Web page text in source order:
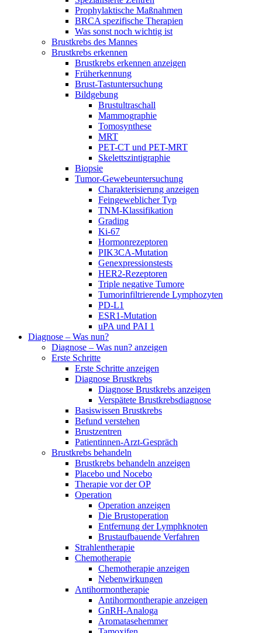
Prophylaktische Maßnahmen
BRCA spezifische Therapien
Was sonst noch wichtig ist
Brustkrebs des Mannes
Brustkrebs erkennen
Brustkrebs erkennen anzeigen
Früherkennung
Brust-Tastuntersuchung
Bildgebung
Brustultraschall
Mammographie
Tomosynthese
MRT
PET-CT und PET-MRT
Skelettszintigraphie
Biopsie
Tumor-Gewebeuntersuchung
Charakterisierung anzeigen
Feingeweblicher Typ
TNM-Klassifikation
Grading
Ki-67
Hormonrezeptoren
PIK3CA-Mutation
Genexpressionstests
HER2-Rezeptoren
Triple negative Tumore
Tumorinfiltrierende Lymphozyten
PD-L1
ESR1-Mutation
uPA und PAI 1
Diagnose – Was nun?
Diagnose – Was nun? anzeigen
Erste Schritte
Erste Schritte anzeigen
Diagnose Brustkrebs
Diagnose Brustkrebs anzeigen
Verspätete Brustkrebsdiagnose
Basiswissen Brustkrebs
Befund verstehen
Brustzentren
Patientinnen-Arzt-Gespräch
Brustkrebs behandeln
Brustkrebs behandeln anzeigen
Placebo und Nocebo
Therapie vor der OP
Operation
Operation anzeigen
Die Brustoperation
Entfernung der Lymphknoten
Brustaufbauende Verfahren
Strahlentherapie
Chemotherapie
Chemotherapie anzeigen
Nebenwirkungen
Antihormontherapie
Antihormontherapie anzeigen
GnRH-Analoga
Aromatasehemmer